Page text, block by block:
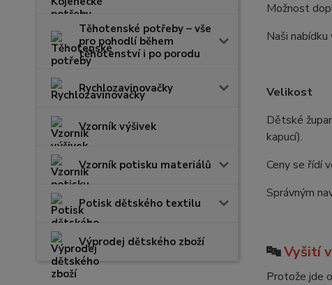
Těhotenské potřeby – vše
pro pohodlí během
těhotenství i po porodu
Rychlozavinovačky
Vzorník výšivek
Vzorník potisku materiálů
Potisk dětského textilu
Výprodej dětského zboží
Možnost
Naši
Velikost
Dětské
kapucí).
Ceny se řídí
Správným
🔤Vyšití
Protože jde o